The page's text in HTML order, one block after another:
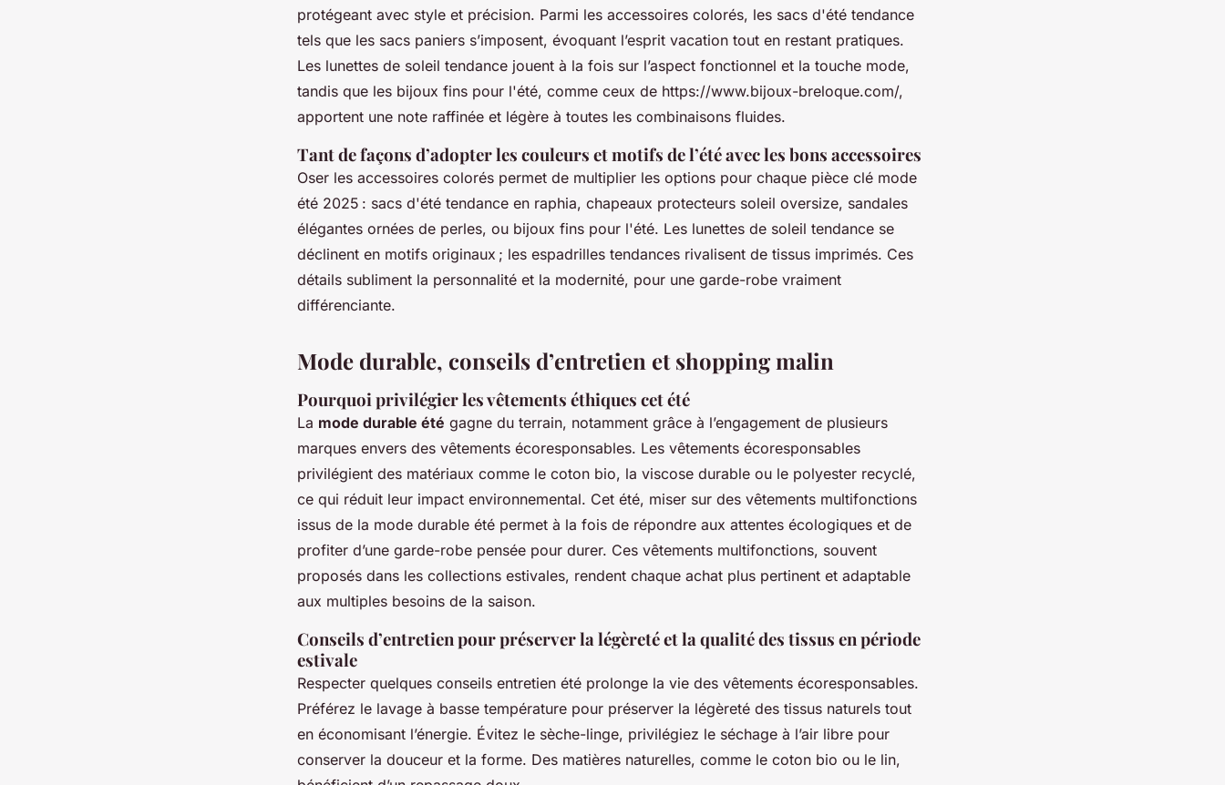
protégeant avec style et précision. Parmi les accessoires colorés, les sacs d'été tendance
tels que les sacs paniers s’imposent, évoquant l’esprit vacation tout en restant pratiques.
Les lunettes de soleil tendance jouent à la fois sur l’aspect fonctionnel et la touche mode,
tandis que les bijoux fins pour l'été, comme ceux de https://www.bijoux-breloque.com/,
apportent une note raffinée et légère à toutes les combinaisons fluides.
Tant de façons d’adopter les couleurs et motifs de l’été avec les bons accessoires
Oser les accessoires colorés permet de multiplier les options pour chaque pièce clé mode
été 2025 : sacs d'été tendance en raphia, chapeaux protecteurs soleil oversize, sandales
élégantes ornées de perles, ou bijoux fins pour l'été. Les lunettes de soleil tendance se
déclinent en motifs originaux ; les espadrilles tendances rivalisent de tissus imprimés. Ces
détails subliment la personnalité et la modernité, pour une garde-robe vraiment
différenciante.
Mode durable, conseils d’entretien et shopping malin
Pourquoi privilégier les vêtements éthiques cet été
La mode durable été gagne du terrain, notamment grâce à l’engagement de plusieurs
marques envers des vêtements écoresponsables. Les vêtements écoresponsables
privilégient des matériaux comme le coton bio, la viscose durable ou le polyester recyclé,
ce qui réduit leur impact environnemental. Cet été, miser sur des vêtements multifonctions
issus de la mode durable été permet à la fois de répondre aux attentes écologiques et de
profiter d’une garde-robe pensée pour durer. Ces vêtements multifonctions, souvent
proposés dans les collections estivales, rendent chaque achat plus pertinent et adaptable
aux multiples besoins de la saison.
Conseils d’entretien pour préserver la légèreté et la qualité des tissus en période
estivale
Respecter quelques conseils entretien été prolonge la vie des vêtements écoresponsables.
Préférez le lavage à basse température pour préserver la légèreté des tissus naturels tout
en économisant l’énergie. Évitez le sèche-linge, privilégiez le séchage à l’air libre pour
conserver la douceur et la forme. Des matières naturelles, comme le coton bio ou le lin,